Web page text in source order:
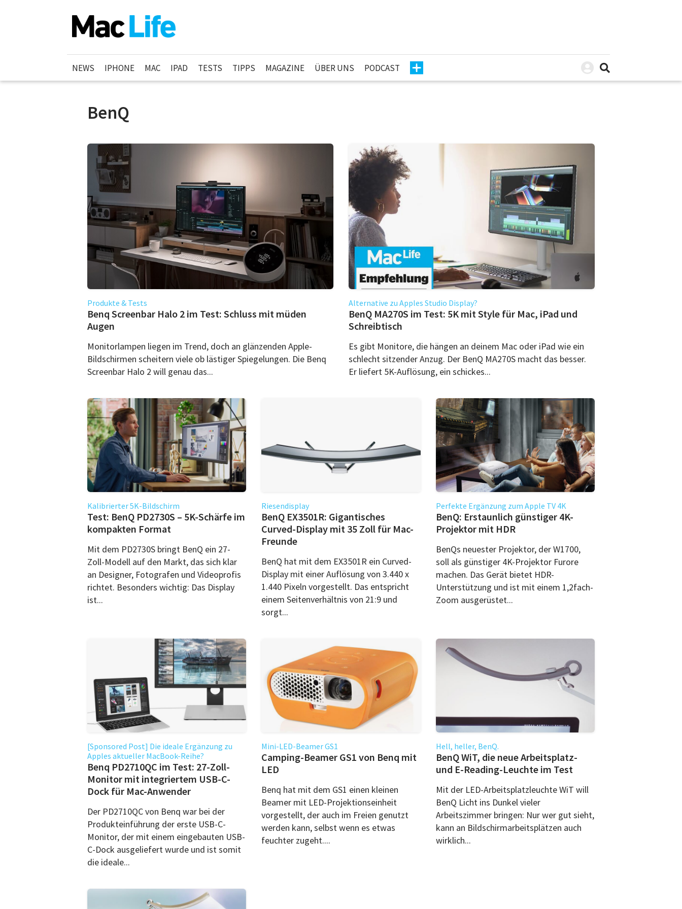
NEWS IPHONE MAC IPAD TESTS TIPPS MAGAZINE ÜBER UNS PODCAST
BenQ
Produkte & Tests
Benq Screenbar Halo 2 im Test: Schluss mit müden
Augen
Monitorlampen liegen im Trend, doch an glänzenden Apple-
Bildschirmen scheitern viele ob lästiger Spiegelungen. Die Benq
Screenbar Halo 2 will genau das...
Alternative zu Apples Studio Display?
BenQ MA270S im Test: 5K mit Style für Mac, iPad und
Schreibtisch
Es gibt Monitore, die hängen an deinem Mac oder iPad wie ein
schlecht sitzender Anzug. Der BenQ MA270S macht das besser.
Er liefert 5K-Auflösung, ein schickes...
Kalibrierter 5K-Bildschirm
Test: BenQ PD2730S – 5K-Schärfe im
kompakten Format
Mit dem PD2730S bringt BenQ ein 27-
Zoll-Modell auf den Markt, das sich klar
an Designer, Fotografen und Videoprofis
richtet. Besonders wichtig: Das Display
ist...
Riesendisplay
BenQ EX3501R: Gigantisches
Curved-Display mit 35 Zoll für Mac-
Freunde
BenQ hat mit dem EX3501R ein Curved-
Display mit einer Auflösung von 3.440 x
1.440 Pixeln vorgestellt. Das entspricht
einem Seitenverhältnis von 21:9 und
sorgt...
Perfekte Ergänzung zum Apple TV 4K
BenQ: Erstaunlich günstiger 4K-
Projektor mit HDR
BenQs neuester Projektor, der W1700,
soll als günstiger 4K-Projektor Furore
machen. Das Gerät bietet HDR-
Unterstützung und ist mit einem 1,2fach-
Zoom ausgerüstet...
[Sponsored Post] Die ideale Ergänzung zu
Apples aktueller MacBook-Reihe?
Benq PD2710QC im Test: 27-Zoll-
Monitor mit integriertem USB-C-
Dock für Mac-Anwender
Der PD2710QC von Benq war bei der
Produkteinführung der erste USB-C-
Monitor, der mit einem eingebauten USB-
C-Dock ausgeliefert wurde und ist somit
die ideale...
Mini-LED-Beamer GS1
Camping-Beamer GS1 von Benq mit
LED
Benq hat mit dem GS1 einen kleinen
Beamer mit LED-Projektionseinheit
vorgestellt, der auch im Freien genutzt
werden kann, selbst wenn es etwas
feuchter zugeht....
Hell, heller, BenQ.
BenQ WiT, die neue Arbeitsplatz-
und E-Reading-Leuchte im Test
Mit der LED-Arbeitsplatzleuchte WiT will
BenQ Licht ins Dunkel vieler
Arbeitszimmer bringen: Nur wer gut sieht,
kann an Bildschirmarbeitsplätzen auch
wirklich...